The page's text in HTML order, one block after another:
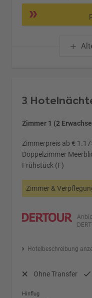
3
Zimmer 1 (2
Zimmerpreis ab €
Doppelzimmer
Frühstück (F)
Zimmer &
Hotelbeschreibung
Ohne Transfer
Hinflug